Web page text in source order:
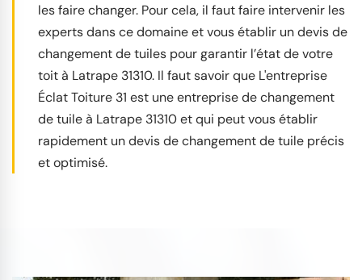
les faire changer. Pour cela, il faut faire intervenir les
experts dans ce domaine et vous établir un devis de
changement de tuiles pour garantir l’état de votre
toit à Latrape 31310. Il faut savoir que L'entreprise
Éclat Toiture 31 est une entreprise de changement
de tuile à Latrape 31310 et qui peut vous établir
rapidement un devis de changement de tuile précis
et optimisé.